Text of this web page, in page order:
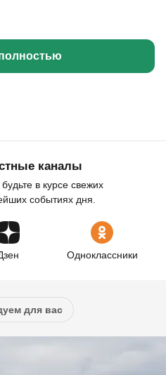
каналы
в курсе свежих
событиях дня.
Одноклассники
для вас